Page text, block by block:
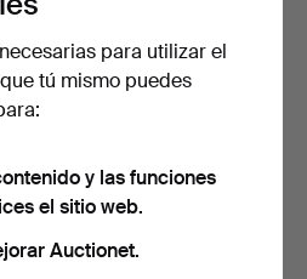
ACHAT ET FILS. Reloj de
bolsillo en plata.…
para utilizar el
tú mismo puedes
y las funciones
el sitio web.
Auctionet.